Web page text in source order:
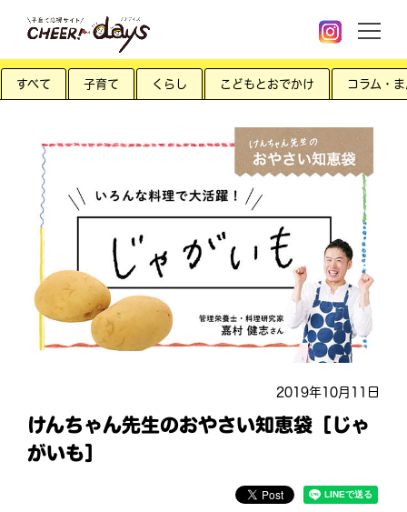
すべて 子育て くらし こどもとおでかけ コラム・
2019年10月11日
けんちゃん先生のおやさい知恵袋［じゃ
がいも］